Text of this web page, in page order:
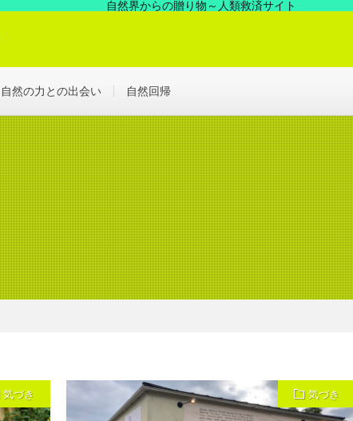
自然界からの贈り物～人類救済サイト
自然の力との出会い 自然回帰
気づき 気づき